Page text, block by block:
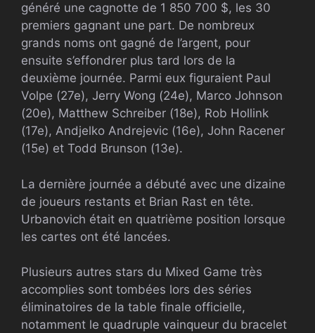
généré une cagnotte de 1 850 700 $, les 30
premiers gagnant une part. De nombreux
grands noms ont gagné de l’argent, pour
ensuite s’effondrer plus tard lors de la
deuxième journée. Parmi eux figuraient Paul
Volpe (27e), Jerry Wong (24e), Marco Johnson
(20e), Matthew Schreiber (18e), Rob Hollink
(17e), Andjelko Andrejevic (16e), John Racener
(15e) et Todd Brunson (13e).
La dernière journée a débuté avec une dizaine
de joueurs restants et Brian Rast en tête.
Urbanovich était en quatrième position lorsque
les cartes ont été lancées.
Plusieurs autres stars du Mixed Game très
accomplies sont tombées lors des séries
éliminatoires de la table finale officielle,
notamment le quadruple vainqueur du bracelet